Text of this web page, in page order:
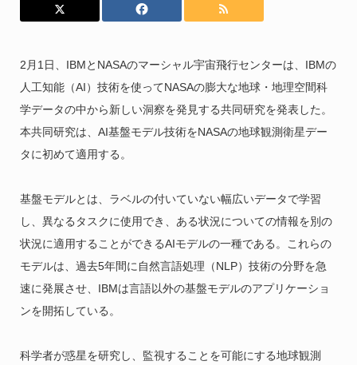
2月1日、IBMとNASAのマーシャル宇宙飛行センターは、IBMの
人工知能（AI）技術を使ってNASAの膨大な地球・地理空間科
学データの中から新しい洞察を発見する共同研究を発表した。
本共同研究は、AI基盤モデル技術をNASAの地球観測衛星デー
タに初めて適用する。
基盤モデルとは、ラベルの付いていない幅広いデータで学習
し、異なるタスクに使用でき、ある状況についての情報を別の
状況に適用することができるAIモデルの一種である。これらの
モデルは、過去5年間に自然言語処理（NLP）技術の分野を急
速に発展させ、IBMは言語以外の基盤モデルのアプリケーショ
ンを開拓している。
科学者が惑星を研究し、監視することを可能にする地球観測